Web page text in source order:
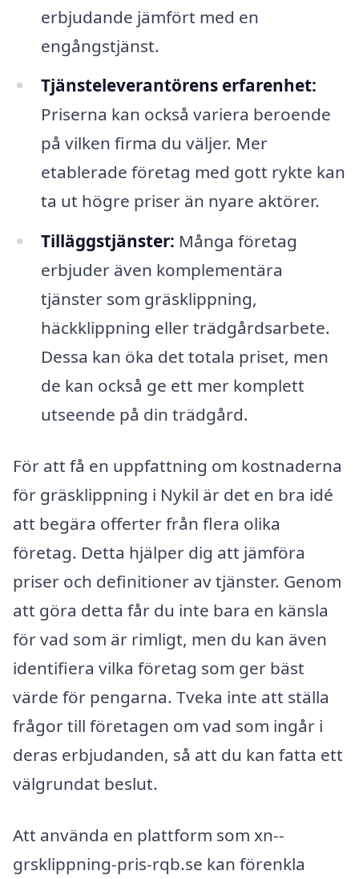
erbjudande jämfört med en
engångstjänst.
Tjänsteleverantörens erfarenhet:
Priserna kan också variera beroende
på vilken firma du väljer. Mer
etablerade företag med gott rykte kan
ta ut högre priser än nyare aktörer.
Tilläggstjänster: Många företag
erbjuder även komplementära
tjänster som gräsklippning,
häckklippning eller trädgårdsarbete.
Dessa kan öka det totala priset, men
de kan också ge ett mer komplett
utseende på din trädgård.
För att få en uppfattning om kostnaderna
för gräsklippning i Nykil är det en bra idé
att begära offerter från flera olika
företag. Detta hjälper dig att jämföra
priser och definitioner av tjänster. Genom
att göra detta får du inte bara en känsla
för vad som är rimligt, men du kan även
identifiera vilka företag som ger bäst
värde för pengarna. Tveka inte att ställa
frågor till företagen om vad som ingår i
deras erbjudanden, så att du kan fatta ett
välgrundat beslut.
Att använda en plattform som xn--
grsklippning-pris-rqb.se kan förenkla